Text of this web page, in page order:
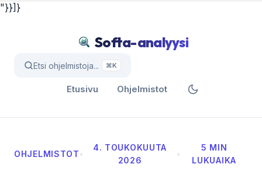
"}}]}
Softa-analyysi
Etsi ohjelmistoja... ⌘K
Etusivu Ohjelmistot
OHJELMISTOT•
4. TOUKOKUUTA
2026
•
5 MIN
LUKUAIKA